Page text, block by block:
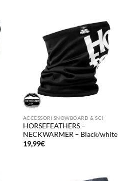
ACCESSORI SNOWBOARD & SCI
HORSEFEATHERS –
NECKWARMER – Black/white
19,99€